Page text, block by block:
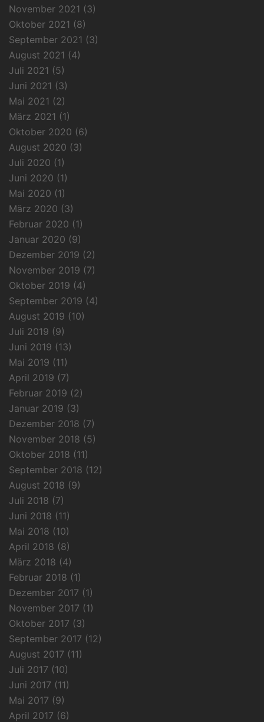
November 2021 (3)
Oktober 2021 (8)
September 2021 (3)
August 2021 (4)
Juli 2021 (5)
Juni 2021 (3)
Mai 2021 (2)
März 2021 (1)
Oktober 2020 (6)
August 2020 (3)
Juli 2020 (1)
Juni 2020 (1)
Mai 2020 (1)
März 2020 (3)
Februar 2020 (1)
Januar 2020 (9)
Dezember 2019 (2)
November 2019 (7)
Oktober 2019 (4)
September 2019 (4)
August 2019 (10)
Juli 2019 (9)
Juni 2019 (13)
Mai 2019 (11)
April 2019 (7)
Februar 2019 (2)
Januar 2019 (3)
Dezember 2018 (7)
November 2018 (5)
Oktober 2018 (11)
September 2018 (12)
August 2018 (9)
Juli 2018 (7)
Juni 2018 (11)
Mai 2018 (10)
April 2018 (8)
März 2018 (4)
Februar 2018 (1)
Dezember 2017 (1)
November 2017 (1)
Oktober 2017 (3)
September 2017 (12)
August 2017 (11)
Juli 2017 (10)
Juni 2017 (11)
Mai 2017 (9)
April 2017 (6)